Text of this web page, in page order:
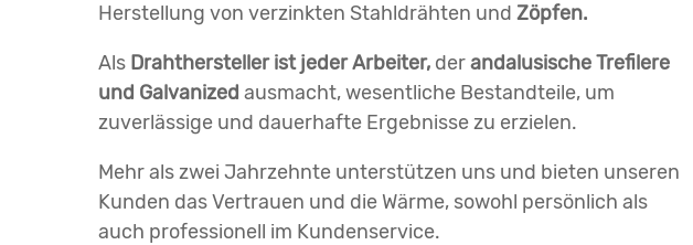
Herstellung von verzinkten Stahldrähten undZöpfen.
Als Drahthersteller ist jeder Arbeiter, derandalusische Trefilere
und Galvanized ausmacht, wesentliche Bestandteile, um
zuverlässige und dauerhafte Ergebnisse zu erzielen.
Mehr als zwei Jahrzehnte unterstützen uns und bieten unseren
Kunden das Vertrauen und die Wärme, sowohl persönlich als
auch professionell im Kundenservice.